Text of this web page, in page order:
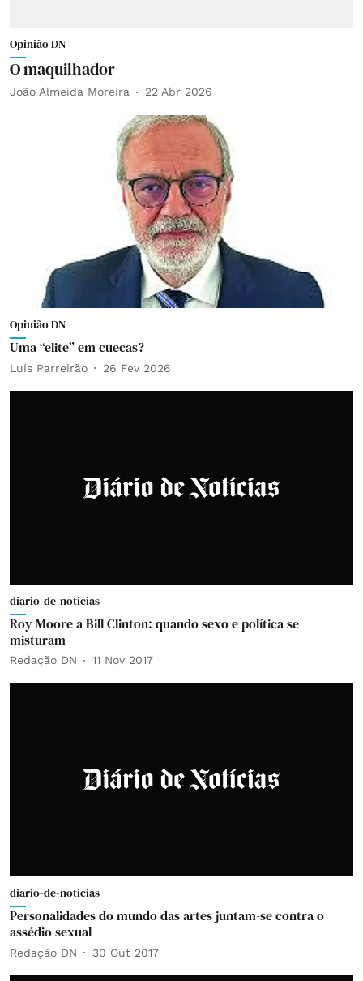
Opinião DN
O maquilhador
João Almeida Moreira 22 Abr 2026
Opinião DN
Uma “elite” em cuecas?
Luís Parreirão 26 Fev 2026
diario-de-noticias
Roy Moore a Bill Clinton: quando sexo e política se
misturam
Redação DN 11 Nov 2017
diario-de-noticias
Personalidades do mundo das artes juntam-se contra o
assédio sexual
Redação DN 30 Out 2017